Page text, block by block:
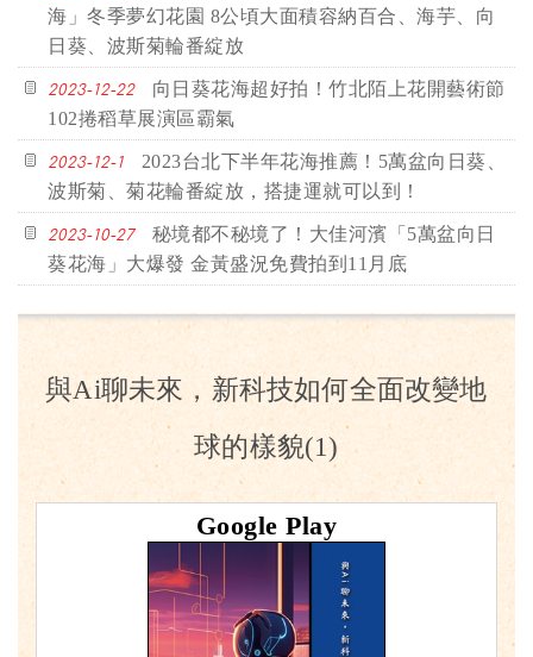
海」冬季夢幻花園 8公頃大面積容納百合、海芋、向
日葵、波斯菊輪番綻放
2023-12-22
向日葵花海超好拍！竹北陌上花開藝術節
102捲稻草展演區霸氣
2023-12-1
2023台北下半年花海推薦！5萬盆向日葵、
波斯菊、菊花輪番綻放，搭捷運就可以到！
2023-10-27
秘境都不秘境了！大佳河濱「5萬盆向日
葵花海」大爆發 金黃盛況免費拍到11月底
與Ai聊未來，新科技如何全面改變地
球的樣貌(1)
Google Play